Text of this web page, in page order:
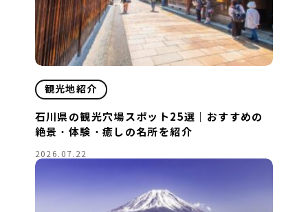
観光地紹介
石川県の観光穴場スポット25選｜おすすめの
絶景・体験・癒しの名所を紹介
2026.07.22